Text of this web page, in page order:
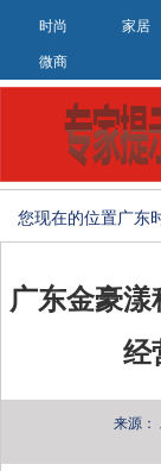
时尚 家居
微商
您现在的位置广东
广东金豪漾
经
来源：